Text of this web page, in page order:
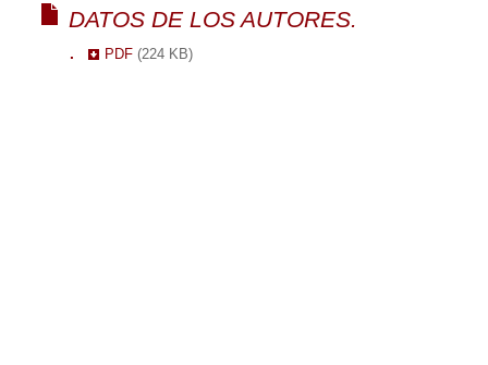
DATOS DE LOS AUTORES.
.
PDF(224 KB)